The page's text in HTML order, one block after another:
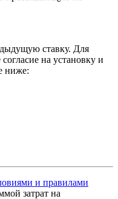
ставку. Для
на установку и
ниже:
и правилами
затрат на